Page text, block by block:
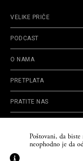
Poštovani, da
neophodno je da
VELIKE PRIČE
PODCAST
O NAMA
PRETPLATA
PRATITE NAS
privatnosti
korišćenja
© 2026Velike priče- TCT